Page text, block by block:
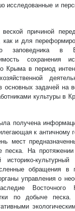
исследованные и
веской причиной
как и для
заповедника в
сохранения
Крыма в период
основных задачей на
культуры в
получена
к античному
мест
песка. На
историко-культурный
обращения в
управления о
Восточного
по добыче песка.